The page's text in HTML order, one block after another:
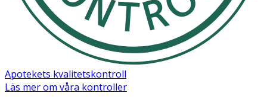
Apotekets kvalitetskontroll
Läs mer om våra kontroller